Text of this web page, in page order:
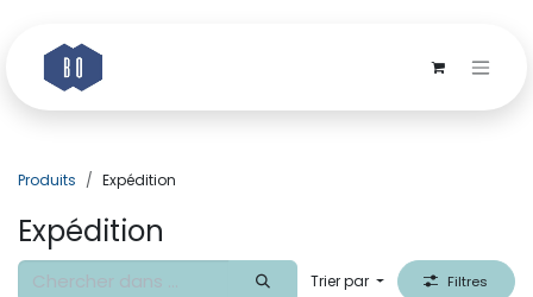
Produits Expédition
Expédition
Trier par Filtres